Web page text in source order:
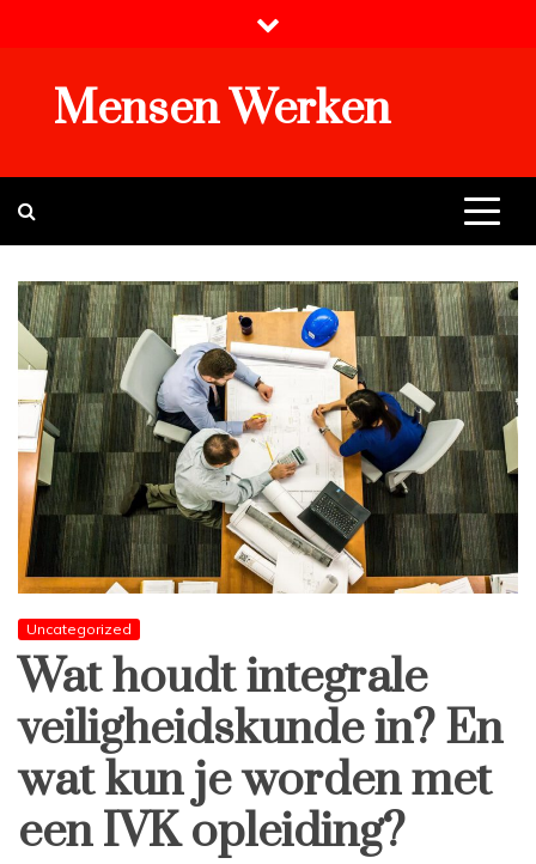
Mensen Werken
Uncategorized
Wat houdt integrale
veiligheidskunde in? En
wat kun je worden met
een IVK opleiding?